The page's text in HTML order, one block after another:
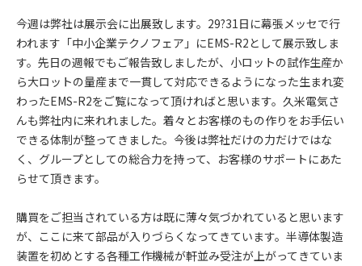
今週は弊社は展示会に出展致します。29?31日に幕張メッセで行
われます「中小企業テクノフェア」にEMS-R2として展示致しま
す。先日の週報でもご報告致しましたが、小ロットの試作生産か
ら大ロットの量産まで一貫して対応できるようになった生まれ変
わったEMS-R2をご覧になって頂ければと思います。久米電気さ
んも弊社内に来れれました。着々とお客様のもの作りをお手伝い
できる体制が整ってきました。今後は弊社だけの力だけではな
く、グループとしての総合力を持って、お客様のサポートにあた
らせて頂きます。
購買をご担当されている方は既に薄々気づかれていると思います
が、ここに来て部品が入りづらくなってきています。半導体製造
装置を初めとする各種工作機械が軒並み受注が上がってきていま